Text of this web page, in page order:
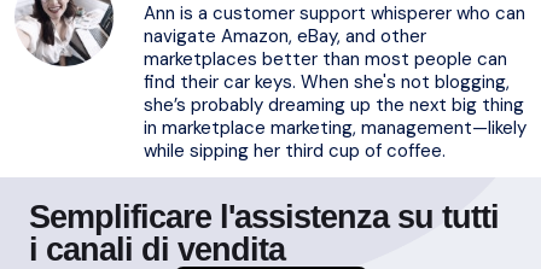
Ann is a customer support whisperer who can
navigate Amazon, eBay, and other
marketplaces better than most people can
find their car keys. When she's not blogging,
she’s probably dreaming up the next big thing
in marketplace marketing, management—likely
while sipping her third cup of coffee.
Semplificare l'assistenza su tutti
i canali di vendita